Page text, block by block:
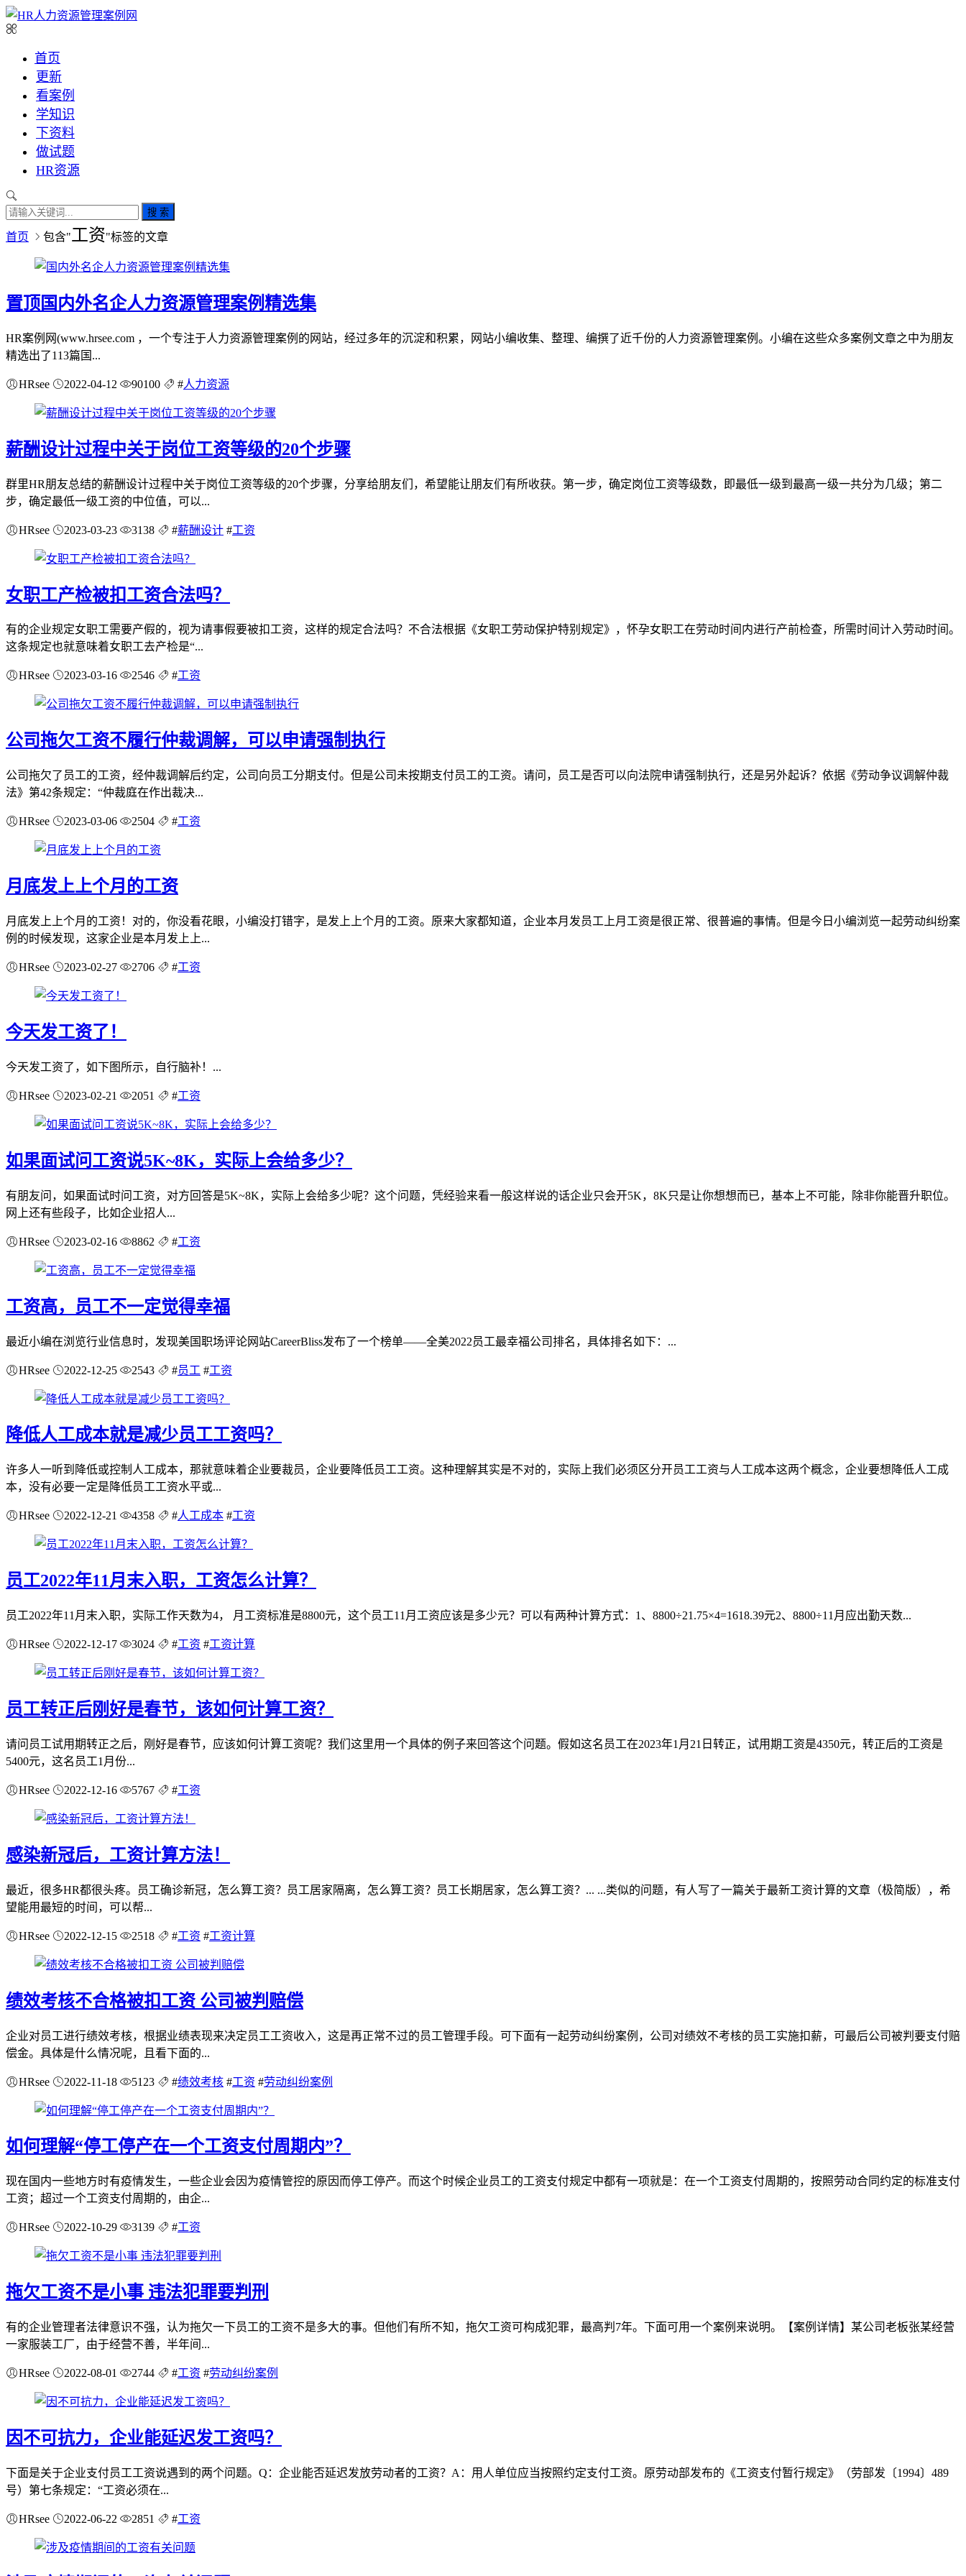
首页
更新
看案例
学知识
下资料
做试题
HR资源
搜 索
首页 包含"工资"标签的文章
置顶 国内外名企人力资源管理案例精选集
HR案例网(www.hrsee.com ，一个专注于人力资源管理案例的网站，经过多年的沉淀和积累，网站小编收集、整理、编撰了近千份的人力资源管理案例。小编在这些众多案例文章之中为朋友
精选出了113篇国...
HRsee 2022-04-12 90100 #人力资源
薪酬设计过程中关于岗位工资等级的20个步骤
群里HR朋友总结的薪酬设计过程中关于岗位工资等级的20个步骤，分享给朋友们，希望能让朋友们有所收获。第一步，确定岗位工资等级数，即最低一级到最高一级一共分为几级；第二
步，确定最低一级工资的中位值，可以...
HRsee 2023-03-23 3138 #薪酬设计 #工资
女职工产检被扣工资合法吗？
有的企业规定女职工需要产假的，视为请事假要被扣工资，这样的规定合法吗？不合法根据《女职工劳动保护特别规定》，怀孕女职工在劳动时间内进行产前检查，所需时间计入劳动时间。
这条规定也就意味着女职工去产检是“...
HRsee 2023-03-16 2546 #工资
公司拖欠工资不履行仲裁调解，可以申请强制执行
公司拖欠了员工的工资，经仲裁调解后约定，公司向员工分期支付。但是公司未按期支付员工的工资。请问，员工是否可以向法院申请强制执行，还是另外起诉？依据《劳动争议调解仲裁
法》第42条规定：“仲裁庭在作出裁决...
HRsee 2023-03-06 2504 #工资
月底发上上个月的工资
月底发上上个月的工资！对的，你没看花眼，小编没打错字，是发上上个月的工资。原来大家都知道，企业本月发员工上月工资是很正常、很普遍的事情。但是今日小编浏览一起劳动纠纷案
例的时候发现，这家企业是本月发上上...
HRsee 2023-02-27 2706 #工资
今天发工资了！
今天发工资了，如下图所示，自行脑补！...
HRsee 2023-02-21 2051 #工资
如果面试问工资说5K~8K，实际上会给多少？
有朋友问，如果面试时问工资，对方回答是5K~8K，实际上会给多少呢？这个问题，凭经验来看一般这样说的话企业只会开5K，8K只是让你想想而已，基本上不可能，除非你能晋升职位。
网上还有些段子，比如企业招人...
HRsee 2023-02-16 8862 #工资
工资高，员工不一定觉得幸福
最近小编在浏览行业信息时，发现美国职场评论网站CareerBliss发布了一个榜单——全美2022员工最幸福公司排名，具体排名如下：...
HRsee 2022-12-25 2543 #员工 #工资
降低人工成本就是减少员工工资吗？
许多人一听到降低或控制人工成本，那就意味着企业要裁员，企业要降低员工工资。这种理解其实是不对的，实际上我们必须区分开员工工资与人工成本这两个概念，企业要想降低人工成
本，没有必要一定是降低员工工资水平或...
HRsee 2022-12-21 4358 #人工成本 #工资
员工2022年11月末入职，工资怎么计算？
员工2022年11月末入职，实际工作天数为4， 月工资标准是8800元，这个员工11月工资应该是多少元？可以有两种计算方式：1、8800÷21.75×4=1618.39元2、8800÷11月应出勤天数...
HRsee 2022-12-17 3024 #工资 #工资计算
员工转正后刚好是春节，该如何计算工资？
请问员工试用期转正之后，刚好是春节，应该如何计算工资呢？我们这里用一个具体的例子来回答这个问题。假如这名员工在2023年1月21日转正，试用期工资是4350元，转正后的工资是
5400元，这名员工1月份...
HRsee 2022-12-16 5767 #工资
感染新冠后，工资计算方法！
最近，很多HR都很头疼。员工确诊新冠，怎么算工资？员工居家隔离，怎么算工资？员工长期居家，怎么算工资？... ...类似的问题，有人写了一篇关于最新工资计算的文章（极简版），希
望能用最短的时间，可以帮...
HRsee 2022-12-15 2518 #工资 #工资计算
绩效考核不合格被扣工资 公司被判赔偿
企业对员工进行绩效考核，根据业绩表现来决定员工工资收入，这是再正常不过的员工管理手段。可下面有一起劳动纠纷案例，公司对绩效不考核的员工实施扣薪，可最后公司被判要支付赔
偿金。具体是什么情况呢，且看下面的...
HRsee 2022-11-18 5123 #绩效考核 #工资 #劳动纠纷案例
如何理解“停工停产在一个工资支付周期内”？
现在国内一些地方时有疫情发生，一些企业会因为疫情管控的原因而停工停产。而这个时候企业员工的工资支付规定中都有一项就是：在一个工资支付周期的，按照劳动合同约定的标准支付
工资；超过一个工资支付周期的，由企...
HRsee 2022-10-29 3139 #工资
拖欠工资不是小事 违法犯罪要判刑
有的企业管理者法律意识不强，认为拖欠一下员工的工资不是多大的事。但他们有所不知，拖欠工资可构成犯罪，最高判7年。下面可用一个案例来说明。【案例详情】某公司老板张某经营
一家服装工厂，由于经营不善，半年间...
HRsee 2022-08-01 2744 #工资 #劳动纠纷案例
因不可抗力，企业能延迟发工资吗？
下面是关于企业支付员工工资说遇到的两个问题。Q：企业能否延迟发放劳动者的工资？A：用人单位应当按照约定支付工资。原劳动部发布的《工资支付暂行规定》（劳部发〔1994〕489
号）第七条规定：“工资必须在...
HRsee 2022-06-22 2851 #工资